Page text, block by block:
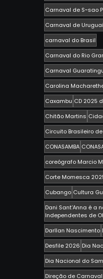
Carnaval de S~sao
Carnaval de
carnaval do Brasil
Carnaval do Rio
Carnaval
Carolina
Caxambu CD 2025
Chitão Martins
Circuito Brasileiro
CONASAMBA
coreógrafo Marcio
Corte Momesca
Cubango Cultura
Dani Sant’Anna é a
Independentes de
Darllan Nascimento
Desfile 2026 Dia
Dia Nacional do
Direção de Carnaval